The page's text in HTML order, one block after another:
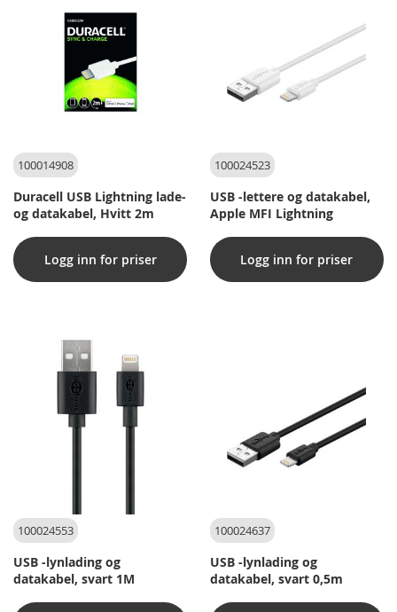
100014908
Duracell USB Lightning lade-
og datakabel, Hvitt 2m
Logg inn for priser
100024523
USB -lettere og datakabel,
Apple MFI Lightning
Logg inn for priser
100024553
USB -lynlading og
datakabel, svart 1M
100024637
USB -lynlading og
datakabel, svart 0,5m